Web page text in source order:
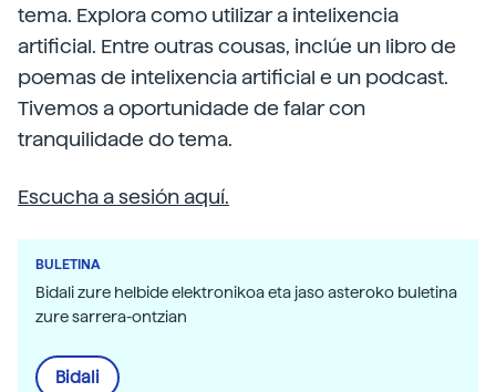
tema. Explora como utilizar a intelixencia
artificial. Entre outras cousas, inclúe un libro de
poemas de intelixencia artificial e un podcast.
Tivemos a oportunidade de falar con
tranquilidade do tema.
Escucha a sesión aquí.
BULETINA
Bidali zure helbide elektronikoa eta jaso asteroko buletina
zure sarrera-ontzian
Bidali